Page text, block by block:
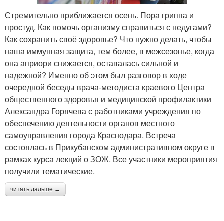
Стремительно приближается осень. Пора гриппа и
простуд. Как помочь организму справиться с недугами?
Как сохранить своё здоровье? Что нужно делать, чтобы
наша иммунная защита, тем более, в межсезонье, когда
она априори снижается, оставалась сильной и
надежной? Именно об этом был разговор в ходе
очередной беседы врача-методиста краевого Центра
общественного здоровья и медицинской профилактики
Александра Горячева с работниками учреждения по
обеспечению деятельности органов местного
самоуправления города Краснодара. Встреча
состоялась в Прикубанском административном округе в
рамках курса лекций о ЗОЖ. Все участники мероприятия
получили тематические.
читать дальше →